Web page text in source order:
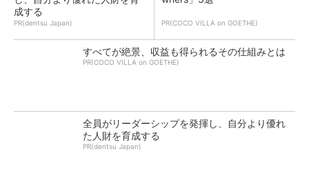
成する
PR(dentsu Japan) PR(COCO VILLA on GOETHE)
すべてが絶景、収益も得られるその仕組みとは
PR(COCO VILLA on GOETHE)
全員がリーダーシップを発揮し、自分より優れ
た人財を育成する
PR(dentsu Japan)